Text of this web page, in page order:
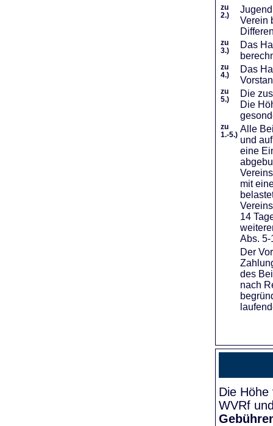
zu
2.)
Verein
zu
3.)
Das
zu
4.)
Das
zu
5.)
Die
Die
zu
1.-5.)
Alle
und
eine
mit
14
Abs.
Der
des
nach
Die
WVRf